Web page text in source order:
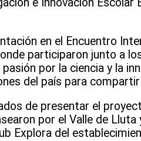
e Innovación Escolar
en el Encuentro
participaron junto a
por la ciencia y la
del país para
de presentar el
por el Valle de
Explora del